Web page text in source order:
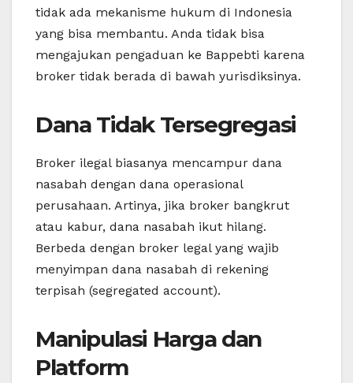
tidak ada mekanisme hukum di Indonesia
yang bisa membantu. Anda tidak bisa
mengajukan pengaduan ke Bappebti karena
broker tidak berada di bawah yurisdiksinya.
Dana Tidak Tersegregasi
Broker ilegal biasanya mencampur dana
nasabah dengan dana operasional
perusahaan. Artinya, jika broker bangkrut
atau kabur, dana nasabah ikut hilang.
Berbeda dengan broker legal yang wajib
menyimpan dana nasabah di rekening
terpisah (segregated account).
Manipulasi Harga dan
Platform